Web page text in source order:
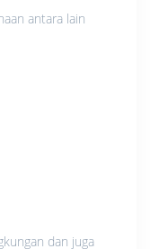
antara lain
dan juga